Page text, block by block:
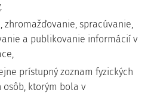
zhromažďovanie, spracúvanie,
a publikovanie informácií v
prístupný zoznam fyzických
osôb, ktorým bola v